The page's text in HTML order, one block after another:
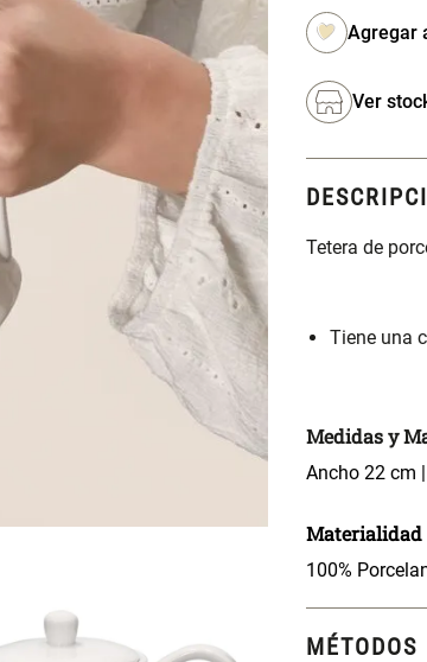
Ver
Tetera de
Tiene una
Medidas y
Ancho 22 cm
Materialidad
100%